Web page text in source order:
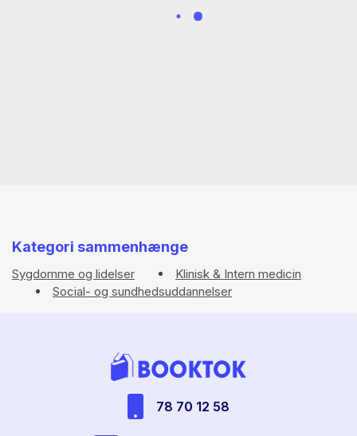
Kategori sammenhænge
Sygdomme og lidelser
Klinisk & Intern medicin
Social- og sundhedsuddannelser
78 70 12 58